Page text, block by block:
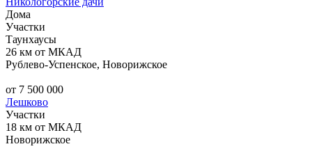
Дома
Участки
Таунхаусы
26 км от МКАД
Рублево-Успенское, Новорижское
от 7 500 000
Лешково
Участки
18 км от МКАД
Новорижское